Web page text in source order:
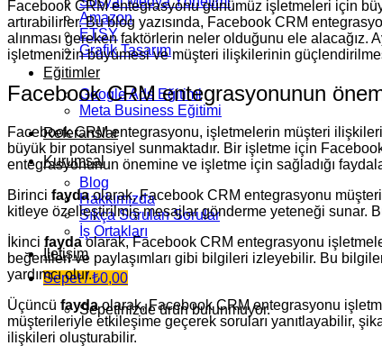
Amazon
ETSY
Grafik Tasarım
Eğitimler
Google Ads Eğitimi
Meta Business Eğitimi
Referanslar
Kurumsal
Blog
Hakkımızda
Sıkça Sorulan Sorular
İş Ortakları
İletişim
Sepet /₺0,00
Sepetinizde ürün bulunmuyor.
Facebook CRM entegrasyonu günümüz işletmeleri için
artırabilirler. Bu blog yazısında, Facebook CRM
alınması gereken faktörlerin neler olduğunu ele
işletmenizin büyümesi ve müşteri ilişkilerinin
Facebook CRM entegrasyonunun
Facebook CRM entegrasyonu, işletmelerin müşteri
büyük bir potansiyel sunmaktadır. Bir işletme için
entegrasyonunun önemine ve işletme için sağladığı
Birinci faydaolarak, Facebook CRM entegrasyonu
kitleye özelleştirilmiş mesajlar gönderme yeteneği sunar.
İkinci faydaolarak, Facebook CRM entegrasyonu
beğenileri ve paylaşımları gibi bilgileri izleyebilir. Bu
yardımcı olur.
Üçüncü faydaolarak, Facebook CRM entegrasyonu
müşterileriyle etkileşime geçerek soruları yanıtlayabilir,
ilişkileri oluşturabilir.